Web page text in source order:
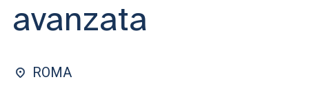
ACCEDI A CLOUDMAIL
avanzata
ROMA